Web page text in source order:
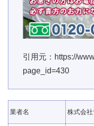
引用元：https://
page_id=430
業者名 株式会